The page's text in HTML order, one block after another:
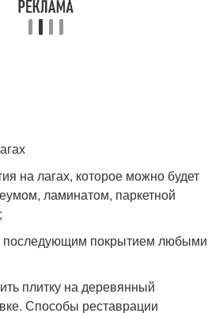
на лагах, которое можно будет
ламинатом, паркетной
последующим покрытием любыми